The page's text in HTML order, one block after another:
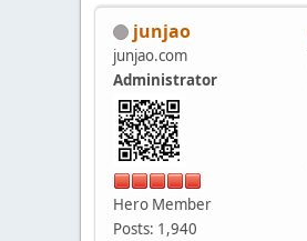
junjao
junjao.com
Administrator
Hero Member
Posts: 1,940